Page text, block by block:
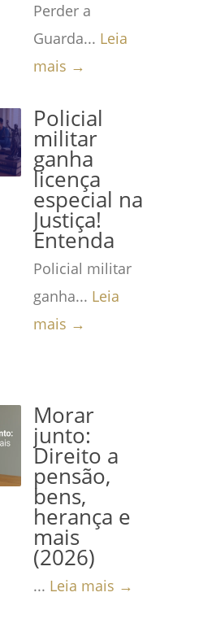
Perder a
Guarda... Leia
mais →
Policial
militar
ganha
licença
especial na
Justiça!
Entenda
Policial militar
ganha... Leia
mais →
Morar
junto:
Direito a
pensão,
bens,
herança e
mais
(2026)
... Leia mais →